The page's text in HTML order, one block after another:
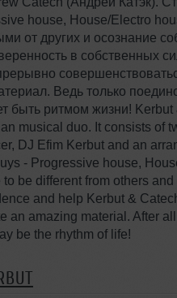
house, House/Electro
от других и осознание
в собственных
Ведь только
быть ритмом жизни! Kerbut
musical duo. It consists of
DJ Efim Kerbut and an
- Progressive house,
be different from others
and help Kerbut &
an amazing material. After
be the rhythm of life!